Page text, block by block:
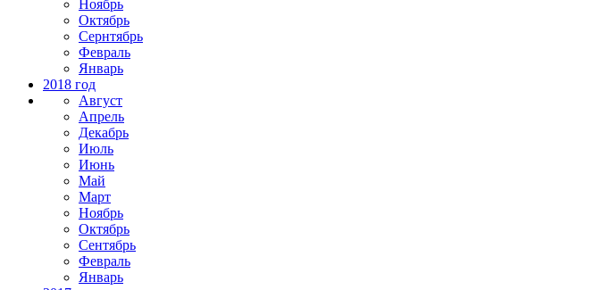
Ноябрь
Октябрь
Сернтябрь
Февраль
Январь
2018 год
Август
Апрель
Декабрь
Июль
Июнь
Май
Март
Ноябрь
Октябрь
Сентябрь
Февраль
Январь